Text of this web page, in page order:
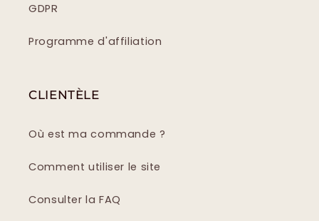
GDPR
Programme d'affiliation
CLIENTÈLE
Où est ma commande ?
Comment utiliser le site
Consulter la FAQ